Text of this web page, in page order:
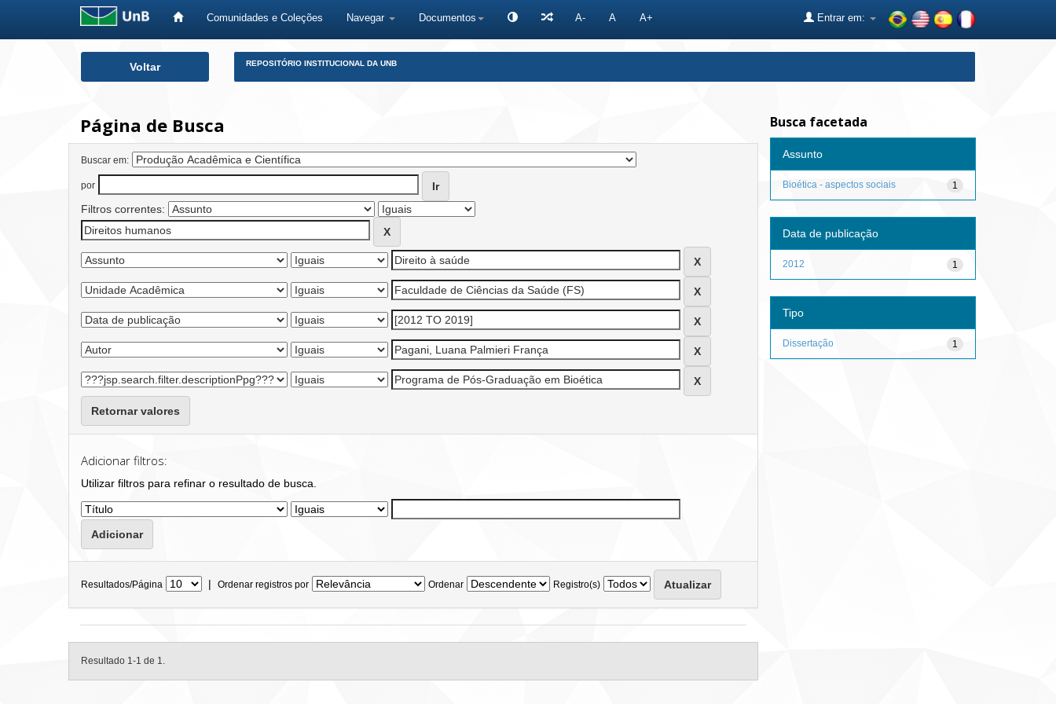
Comunidades e Coleções Navegar Documentos A- A A+ Entrar em:
Voltar REPOSITÓRIO INSTITUCIONAL DA UNB
Página de Busca
Buscar em:
por
Filtros correntes:
Retornar valores
Adicionar filtros:
Utilizar filtros para refinar o resultado de busca.
Resultados/Página | Ordenar registros por Ordenar Registro(s)
Resultado 1-1 de 1.
Busca facetada
Assunto
1
Bioética - aspectos sociais
Data de publicação
1
2012
Tipo
1
Dissertação